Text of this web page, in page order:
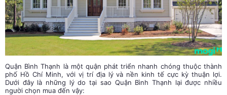
Quận Bình Thạnh là một quận phát triển nhanh chóng thuộc thành
phố Hồ Chí Minh, với vị trí địa lý và nền kinh tế cực kỳ thuận lợi.
Dưới đây là những lý do tại sao Quận Bình Thạnh lại được nhiều
người chọn mua đến vậy: